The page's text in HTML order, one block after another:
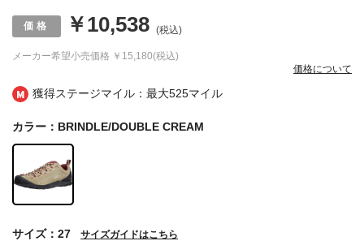
獲得ステージマイル：最大525マイル
メーカー希望小売価格 ￥15,180(税込)
￥10,538 (税込)
価格について
カラー：BRINDLE/DOUBLE CREAM
サイズ：27 サイズガイドはこちら